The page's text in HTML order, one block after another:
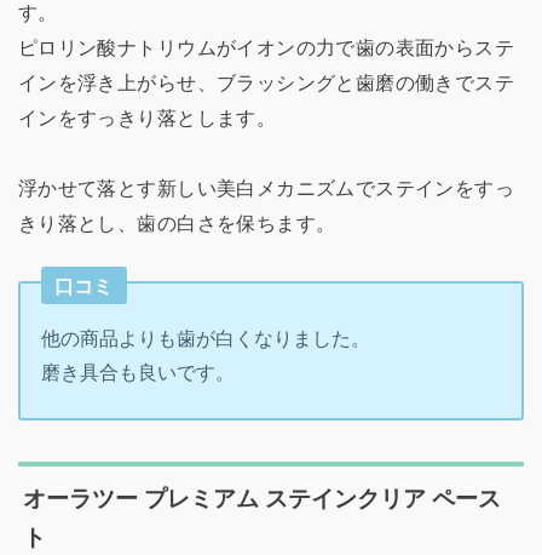
す。
ピロリン酸ナトリウムがイオンの力で歯の表面からステ
インを浮き上がらせ、ブラッシングと歯磨の働きでステ
インをすっきり落とします。
浮かせて落とす新しい美白メカニズムでステインをすっ
きり落とし、歯の白さを保ちます。
口コミ
他の商品よりも歯が白くなりました。
磨き具合も良いです。
オーラツー プレミアム ステインクリア ペース
ト